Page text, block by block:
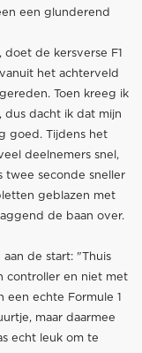
een glunderend
de kersverse F1
het achterveld
Toen kreeg ik
dacht ik dat mijn
goed. Tijdens het
deelnemers snel,
twee seconde sneller
geblazen met
de baan over.
de start: "Thuis
controller en niet met
een echte Formule 1
maar daarmee
echt leuk om te